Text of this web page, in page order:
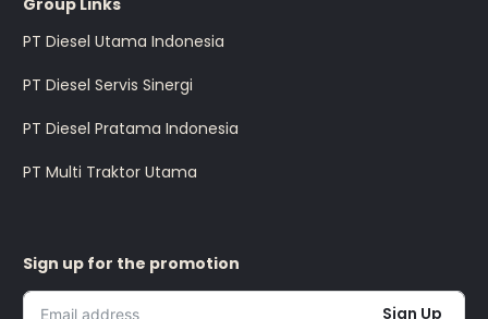
Group Links
PT Diesel Utama Indonesia
PT Diesel Servis Sinergi
PT Diesel Pratama Indonesia
PT Multi Traktor Utama
Sign up for the promotion
Sign Up